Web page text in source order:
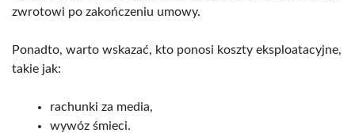
zwrotowi po zakończeniu umowy.
Ponadto, warto wskazać, kto ponosi koszty eksploatacyjne,
takie jak:
rachunki za media,
wywóz śmieci.